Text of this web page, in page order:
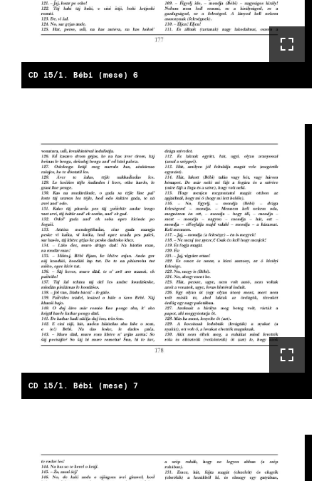
CD 15/1. Bébi (mese) 6
CD 15/1. Bébi (mese) 7